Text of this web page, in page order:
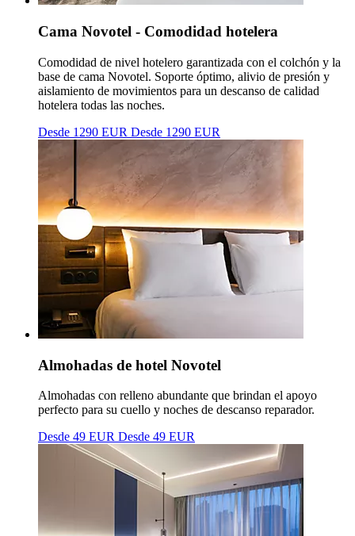
Cama Novotel - Comodidad hotelera
Comodidad de nivel hotelero garantizada con el colchón y la
base de cama Novotel. Soporte óptimo, alivio de presión y
aislamiento de movimientos para un descanso de calidad
hotelera todas las noches.
Desde 1290 EUR Desde 1290 EUR
Almohadas de hotel Novotel
Almohadas con relleno abundante que brindan el apoyo
perfecto para su cuello y noches de descanso reparador.
Desde 49 EUR Desde 49 EUR